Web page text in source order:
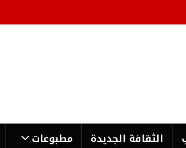
الثقافة الجدیدة مطبوعات